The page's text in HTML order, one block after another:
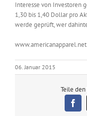
Jobshop
Suche
nach:
Interesse von Investoren
1,30 bis 1,40 Dollar pro
werde geprüft, wer
www.americanapparel.net
06. Januar 2015
Teile